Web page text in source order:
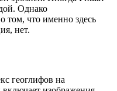
Однако
том, что именно здесь
нет.
геоглифов на